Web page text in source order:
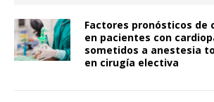
Factores pronósticos de
en pacientes con
sometidos a anestesia
en cirugía electiva